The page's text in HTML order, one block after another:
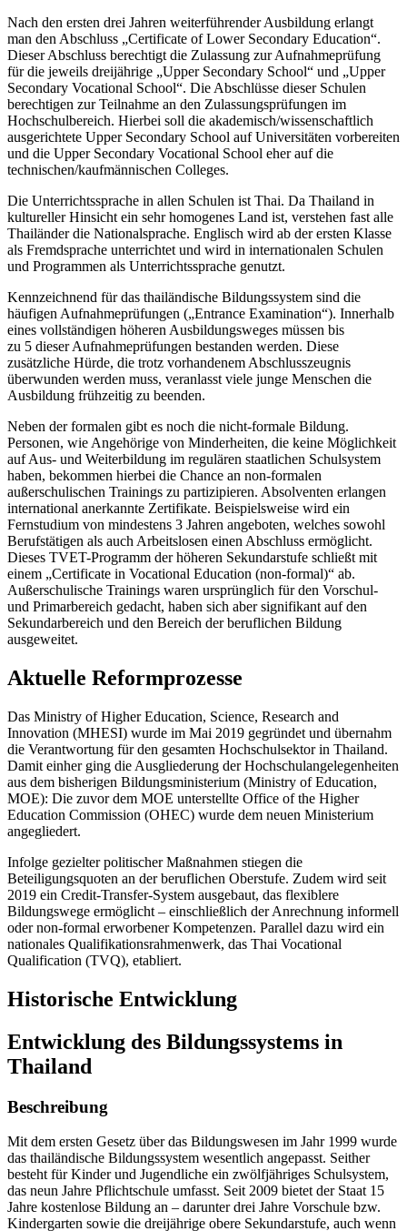
Nach den ersten drei Jahren weiterführender Ausbildung erlangt
man den Abschluss „Certificate of Lower Secondary Education“.
Dieser Abschluss berechtigt die Zulassung zur Aufnahmeprüfung
für die jeweils dreijährige „Upper Secondary School“ und „Upper
Secondary Vocational School“. Die Abschlüsse dieser Schulen
berechtigen zur Teilnahme an den Zulassungsprüfungen im
Hochschulbereich. Hierbei soll die akademisch/wissenschaftlich
ausgerichtete Upper Secondary School auf Universitäten vorbereiten
und die Upper Secondary Vocational School eher auf die
technischen/kaufmännischen Colleges.
Die Unterrichtssprache in allen Schulen ist Thai. Da Thailand in
kultureller Hinsicht ein sehr homogenes Land ist, verstehen fast alle
Thailänder die Nationalsprache. Englisch wird ab der ersten Klasse
als Fremdsprache unterrichtet und wird in internationalen Schulen
und Programmen als Unterrichtssprache genutzt.
Kennzeichnend für das thailändische Bildungssystem sind die
häufigen Aufnahmeprüfungen („Entrance Examination“). Innerhalb
eines vollständigen höheren Ausbildungsweges müssen bis
zu 5 dieser Aufnahmeprüfungen bestanden werden. Diese
zusätzliche Hürde, die trotz vorhandenem Abschlusszeugnis
überwunden werden muss, veranlasst viele junge Menschen die
Ausbildung frühzeitig zu beenden.
Neben der formalen gibt es noch die nicht-formale Bildung.
Personen, wie Angehörige von Minderheiten, die keine Möglichkeit
auf Aus- und Weiterbildung im regulären staatlichen Schulsystem
haben, bekommen hierbei die Chance an non-formalen
außerschulischen Trainings zu partizipieren. Absolventen erlangen
international anerkannte Zertifikate. Beispielsweise wird ein
Fernstudium von mindestens 3 Jahren angeboten, welches sowohl
Berufstätigen als auch Arbeitslosen einen Abschluss ermöglicht.
Dieses TVET-Programm der höheren Sekundarstufe schließt mit
einem „Certificate in Vocational Education (non-formal)“ ab.
Außerschulische Trainings waren ursprünglich für den Vorschul-
und Primarbereich gedacht, haben sich aber signifikant auf den
Sekundarbereich und den Bereich der beruflichen Bildung
ausgeweitet.
Aktuelle Reformprozesse
Das Ministry of Higher Education, Science, Research and
Innovation (MHESI) wurde im Mai 2019 gegründet und übernahm
die Verantwortung für den gesamten Hochschulsektor in Thailand.
Damit einher ging die Ausgliederung der Hochschulangelegenheiten
aus dem bisherigen Bildungsministerium (Ministry of Education,
MOE): Die zuvor dem MOE unterstellte Office of the Higher
Education Commission (OHEC) wurde dem neuen Ministerium
angegliedert.
Infolge gezielter politischer Maßnahmen stiegen die
Beteiligungsquoten an der beruflichen Oberstufe. Zudem wird seit
2019 ein Credit-Transfer-System ausgebaut, das flexiblere
Bildungswege ermöglicht – einschließlich der Anrechnung informell
oder non-formal erworbener Kompetenzen. Parallel dazu wird ein
nationales Qualifikationsrahmenwerk, das Thai Vocational
Qualification (TVQ), etabliert.
Historische Entwicklung
Entwicklung des Bildungssystems in
Thailand
Beschreibung
Mit dem ersten Gesetz über das Bildungswesen im Jahr 1999 wurde
das thailändische Bildungssystem wesentlich angepasst. Seither
besteht für Kinder und Jugendliche ein zwölfjähriges Schulsystem,
das neun Jahre Pflichtschule umfasst. Seit 2009 bietet der Staat 15
Jahre kostenlose Bildung an – darunter drei Jahre Vorschule bzw.
Kindergarten sowie die dreijährige obere Sekundarstufe, auch wenn